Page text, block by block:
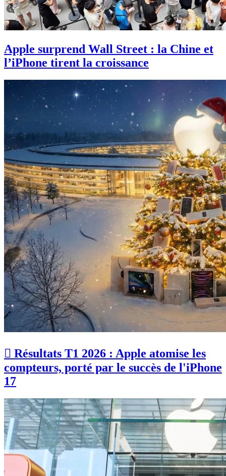
Apple surprend Wall Street : la Chine et
l’iPhone tirent la croissance
 Résultats T1 2026 : Apple atomise les
compteurs, porté par le succès de l'iPhone
17